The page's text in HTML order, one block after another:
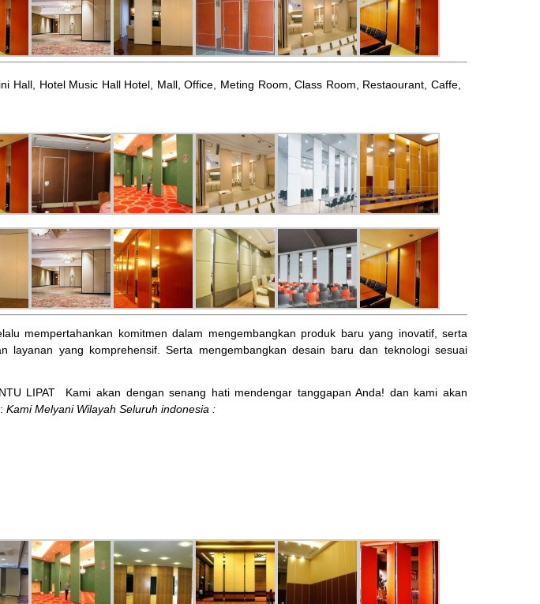
Hall, Hotel Music Hall Hotel, Mall, Office, Meting Room, Class Room, Restaourant, Caffe,
mempertahankan komitmen dalam mengembangkan produk baru yang inovatif, serta
layanan yang komprehensif. Serta mengembangkan desain baru dan teknologi sesuai
LIPAT
Kami akan dengan senang hati mendengar tanggapan Anda! dan kami akan
Kami Melyani Wilayah Seluruh indonesia :